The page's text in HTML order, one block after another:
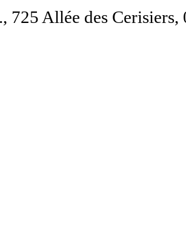
725 Allée des